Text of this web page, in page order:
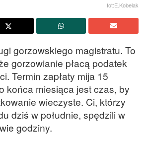
fot:E.Kobelak
gorzowskiego magistratu. To
gorzowianie płacą podatek
Termin zapłaty mija 15
końca miesiąca jest czas, by
wieczyste. Ci, którzy
dziś w południe, spędzili w
godziny.